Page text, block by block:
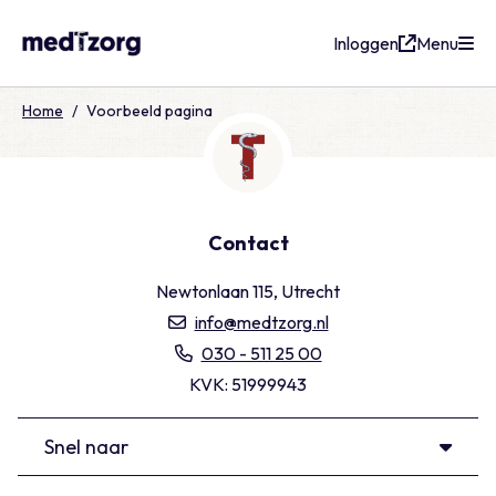
Inloggen Menu
Home / Voorbeeld pagina
Snel naar
Contact
Newtonlaan 115, Utrecht
info@medtzorg.nl
030 - 511 25 00
KVK: 51999943